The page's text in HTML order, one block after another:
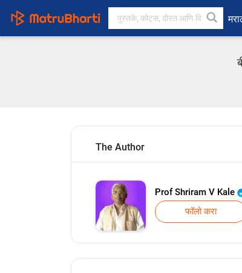
The Author
Prof Shriram V Kale
फॉलो करा